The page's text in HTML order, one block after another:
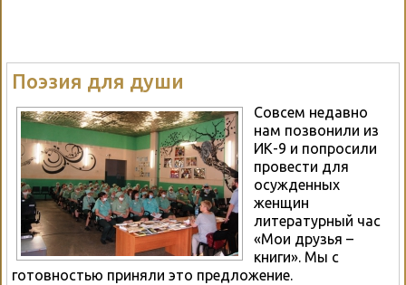
Поэзия для души
Совсем недавно
нам позвонили из
ИК-9 и попросили
провести для
осужденных
женщин
литературный час
«Мои друзья –
книги». Мы с
готовностью приняли это предложение.